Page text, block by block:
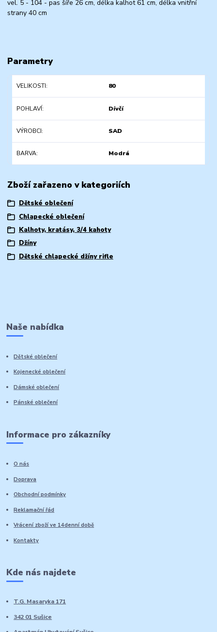
vel. 5 - 104 - pas šíře 26 cm, délka kalhot 61 cm, délka vnitřní
strany 40 cm
Parametry
VELIKOSTI 80
POHLAVÍ Dívčí
VÝROBCI SAD
BARVA Modrá
Zboží zařazeno v kategoriích
Dětské oblečení
Chlapecké oblečení
Kalhoty, kratásy, 3/4 kahoty
Džíny
Dětské chlapecké džíny rifle
Naše nabídka
Dětské oblečení
Kojenecké oblečení
Dámské oblečení
Pánské oblečení
Informace pro zákazníky
O nás
Doprava
Obchodní podmínky
Reklamační řád
Vrácení zboží ve 14denní době
Kontakty
Kde nás najdete
T.G. Masaryka 171
342 01 Sušice